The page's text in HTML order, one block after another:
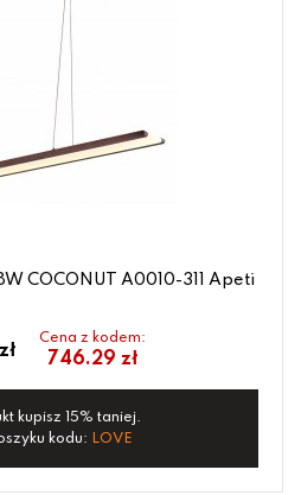
COCONUT A0010-311 Apeti
Cena z kodem:
746.29 zł
kupisz 15% taniej.
kodu: LOVE